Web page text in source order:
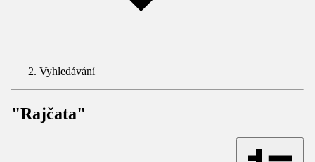
Vyhledávání
"Rajčata"